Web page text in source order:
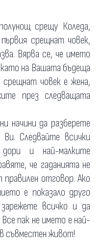
срещу Коледа,
срещнат човек,
Вярва се, че името
на Вашата бъдеща
срещнат човек е жена,
през следващата
начини да разберете
Следвайте всички
дори и най-малките
че гаданията не
отговор. Ако
е показало друго
всичко и да
пак не името е най-
съвместен живот!